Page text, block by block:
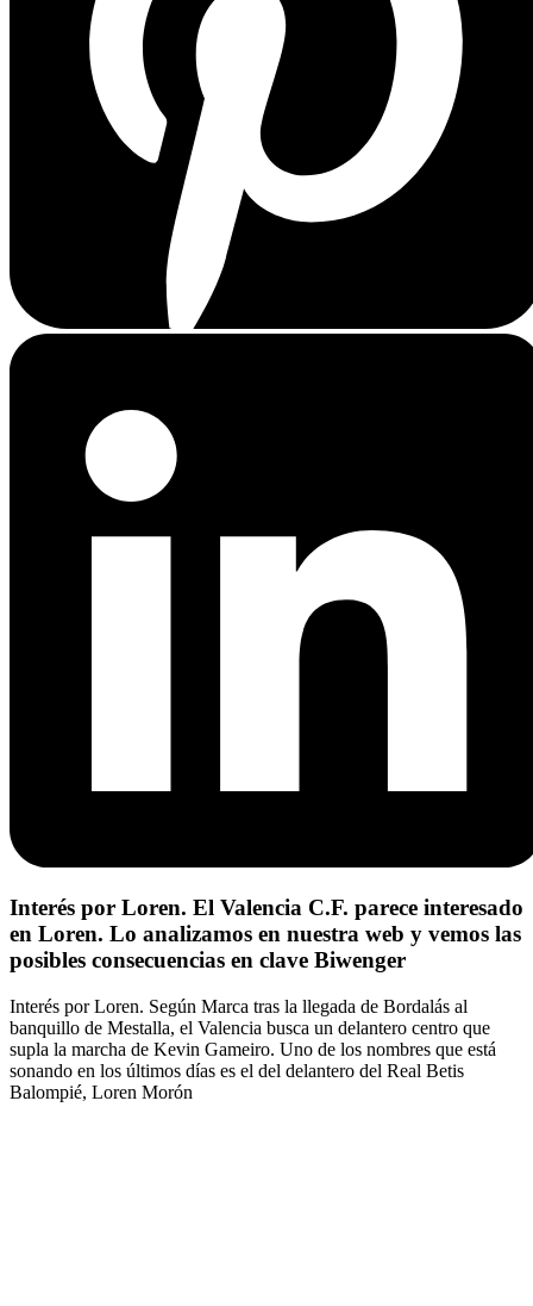
Interés por Loren. El Valencia C.F. parece interesado
en Loren. Lo analizamos en nuestra web y vemos las
posibles consecuencias en clave Biwenger
Interés por Loren. Según Marca tras la llegada de Bordalás al
banquillo de Mestalla, el Valencia busca un delantero centro que
supla la marcha de Kevin Gameiro. Uno de los nombres que está
sonando en los últimos días es el del delantero del Real Betis
Balompié, Loren Morón